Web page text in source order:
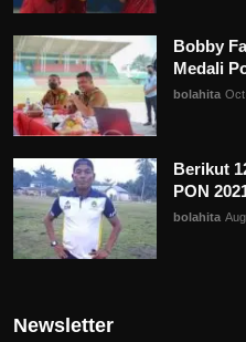
Bobby
Medali
bolahita Oct
Berikut
PON
bolahita
Newsletter